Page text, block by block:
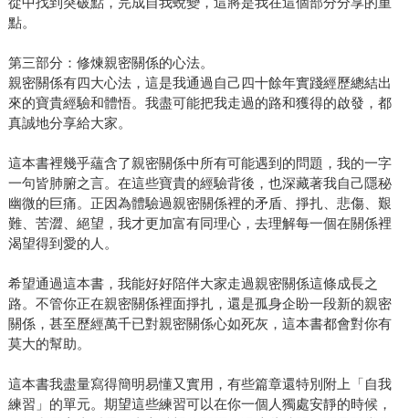
點。
第三部分：修煉親密關係的心法。
親密關係有四大心法，這是我通過自己四十餘年實踐經歷總結出
來的寶貴經驗和體悟。我盡可能把我走過的路和獲得的啟發，都
真誠地分享給大家。
這本書裡幾乎蘊含了親密關係中所有可能遇到的問題，我的一字
一句皆肺腑之言。在這些寶貴的經驗背後，也深藏著我自己隱秘
幽微的巨痛。正因為體驗過親密關係裡的矛盾、掙扎、悲傷、艱
難、苦澀、絕望，我才更加富有同理心，去理解每一個在關係裡
渴望得到愛的人。
希望通過這本書，我能好好陪伴大家走過親密關係這條成長之
路。不管你正在親密關係裡面掙扎，還是孤身企盼一段新的親密
關係，甚至歷經萬千已對親密關係心如死灰，這本書都會對你有
莫大的幫助。
這本書我盡量寫得簡明易懂又實用，有些篇章還特別附上「自我
練習」的單元。期望這些練習可以在你一個人獨處安靜的時候，